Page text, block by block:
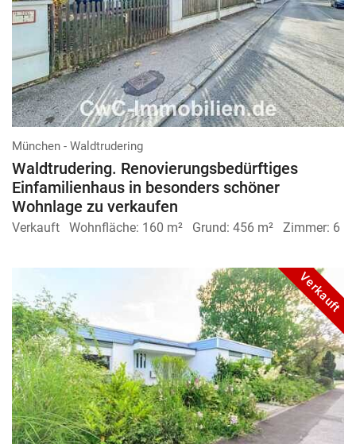
München - Waldtrudering
Waldtrudering. Renovierungsbedürftiges
Einfamilienhaus in besonders schöner
Wohnlage zu verkaufen
Verkauft Wohnfläche: 160 m² Grund: 456 m² Zimmer: 6
Verkauft